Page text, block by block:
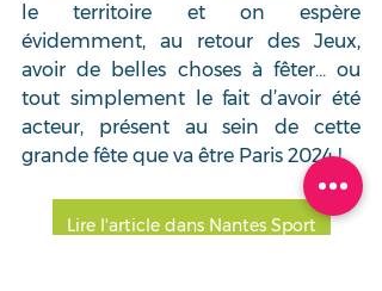
le territoire et on espère
évidemment, au retour des Jeux,
avoir de belles choses à fêter… ou
tout simplement le fait d’avoir été
acteur, présent au sein de cette
grande fête que va être Paris 2024 !
Lire l'article dans Nantes Sport